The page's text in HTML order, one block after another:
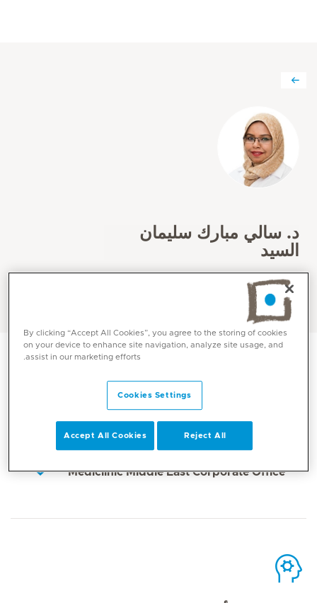
د. سالي مبارك سليمان
السيد
التخصصات
الطب العام
Mediclinic Middle East Corporate Office
By clicking “Accept All Cookies”, you agree to the storing of cookies
on your device to enhance site navigation, analyze site usage, and
assist in our marketing efforts.
Cookies Settings
Reject All
Accept All Cookies